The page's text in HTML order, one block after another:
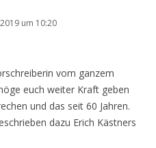
um 10:20
vom ganzem
euch weiter Kraft geben
und das seit 60 Jahren.
dazu Erich Kästners